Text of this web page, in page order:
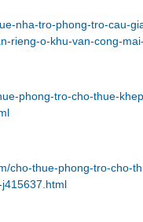
nha-tro-phong-tro-cau-
rieng-o-khu-van-cong-
phong-tro-cho-thue-
cho-thue-phong-tro-cho-